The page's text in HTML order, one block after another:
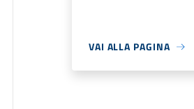
VAI ALLA PAGINA